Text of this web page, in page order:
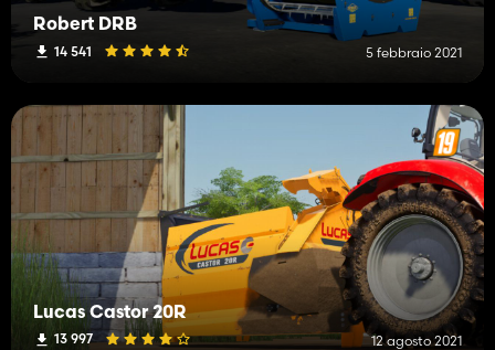
Robert DRB
14 541 5 febbraio 2021
Lucas Castor 20R
13 997 12 agosto 2021